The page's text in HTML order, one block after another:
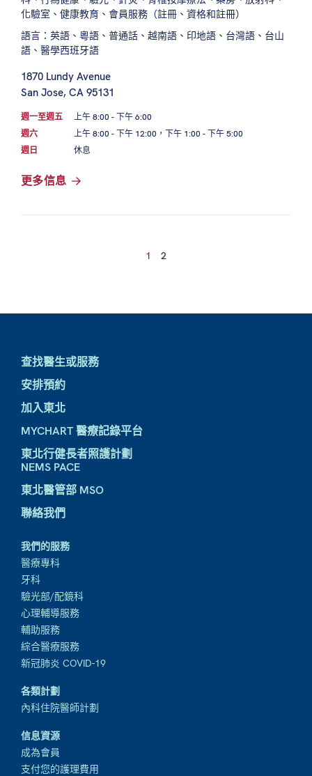
化驗室、健康教育、會員服務（註冊、資格和註冊）
語言：英語、粵語、普通話、越南語、印地語、台灣語、台山
語、醫學西班牙語
1870 Lundy Avenue
San Jose, CA 95131
週一至週五
上午 8:00 - 下午 6:00
週六
上午 8:00 - 下午 12:00，下午 1:00 - 下午 5:00
週日
休息
更多信息
1 2
查找醫生或服務
安排預約
加入東北
MYCHART 醫療記錄平台
東北行健長者照護計劃
NEMS PACE
東北醫管部 MSO
聯絡我們
我們的服務
醫療專科
牙科
驗光部/配鏡科
心理輔導服務
輔助服務
綜合醫療服務
新冠肺炎 COVID-19
各類計劃
內科住院醫師計劃
信息資源
成為會員
支付您的護理費用